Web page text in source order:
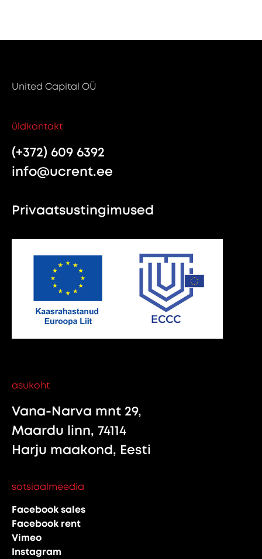
United Capital OÜ
üldkontakt
(+372) 609 6392
info@ucrent.ee
Privaatsustingimused
asukoht
Vana-Narva mnt 29,
Maardu linn, 74114
Harju maakond, Eesti
sotsiaalmeedia
Facebook sales
Facebook rent
Vimeo
Instagram